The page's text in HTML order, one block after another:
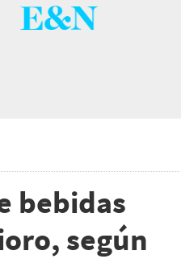
bebidas
según